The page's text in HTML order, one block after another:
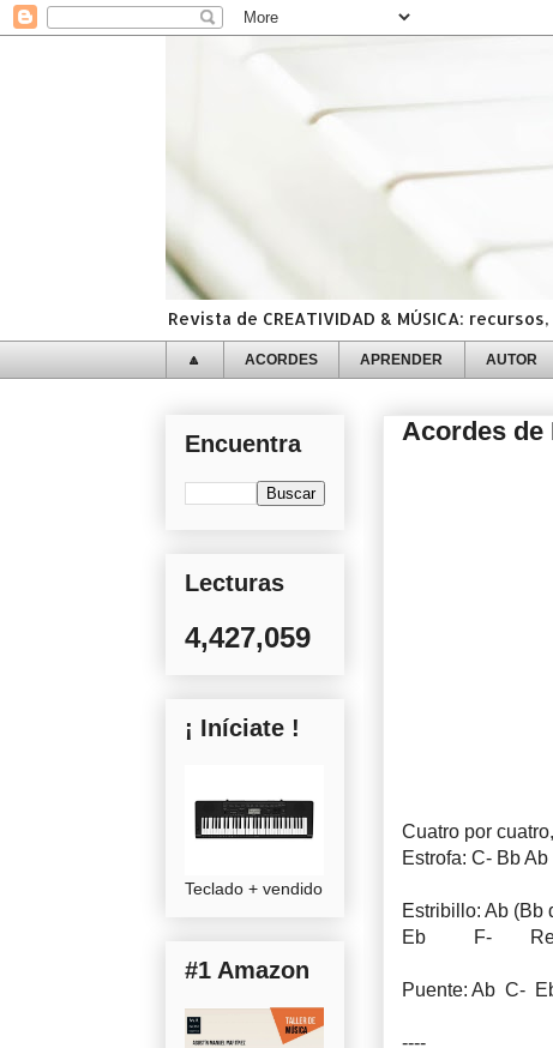
Revista de CREATIVIDAD & MÚSICA:
🔼 ACORDES APRENDER AUTOR
Acordes de
Cuatro por
Estrofa: C- Bb
Estribillo: Ab (Bb
Eb F-
Puente: Ab C-
----
Encuentra
Lecturas
4,427,059
¡ Iníciate !
Teclado + vendido
#1 Amazon